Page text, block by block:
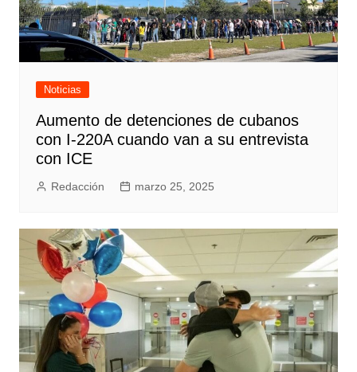
Noticias
Aumento de detenciones de cubanos
con I-220A cuando van a su entrevista
con ICE
Redacción marzo 25, 2025